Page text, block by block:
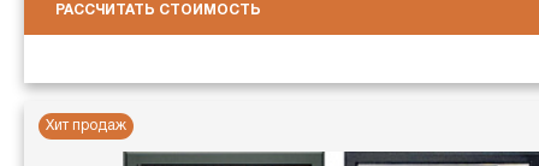
РАССЧИТАТЬ СТОИМОСТЬ
Хит продаж